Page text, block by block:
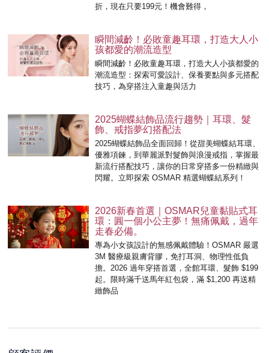
折，現在只要199元！機會難得，
瞬間減齡！必敗童趣耳環，打造大人小
孩都愛的潮流造型
瞬間減齡！必敗童趣耳環，打造大人小孩都愛的
潮流造型：探索可愛設計、保養要點與多元搭配
技巧，為穿搭注入童趣與活力
2025蝴蝶結飾品流行趨勢｜耳環、髮
飾、戒指夢幻搭配法
2025蝴蝶結飾品全面回歸！從甜美蝴蝶結耳環、
優雅項鍊，到華麗派對髮飾與浪漫戒指，掌握最
新流行搭配技巧，讓你的日常穿搭多一份精緻與
閃耀。立即探索 OSMAR 精選蝴蝶結系列！
2026新春首選｜OSMAR兒童黏貼式耳
環：圓一個小公主夢！無痛佩戴，過年
走春必備。
專為小女孩設計的無感佩戴體驗！OSMAR 嚴選
3M 醫療級親膚背膠，免打耳洞、物理性低負
擔。2026 過年穿搭首選，全館耳環、髮飾 $199
起。限時滿千送馬年紅包袋，滿 $1,200 再送精
緻飾品